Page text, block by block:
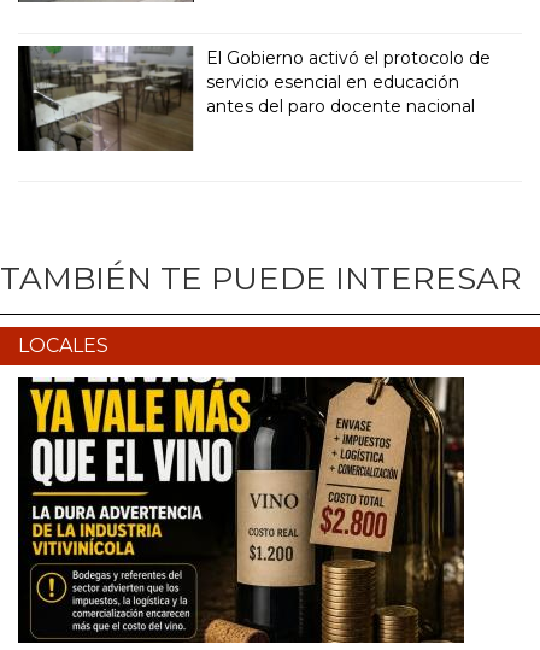
El Gobierno activó el protocolo de
servicio esencial en educación
antes del paro docente nacional
TAMBIÉN TE PUEDE INTERESAR
LOCALES